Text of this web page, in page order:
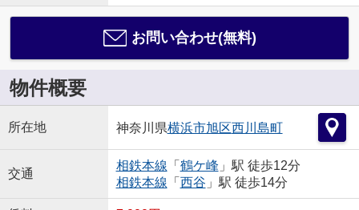
お問い合わせ(無料)
物件概要
所在地 神奈川県横浜市旭区西川島町
交通
相鉄本線 「 鶴ケ峰 」駅 徒歩12分
相鉄本線 「 西谷 」駅 徒歩14分